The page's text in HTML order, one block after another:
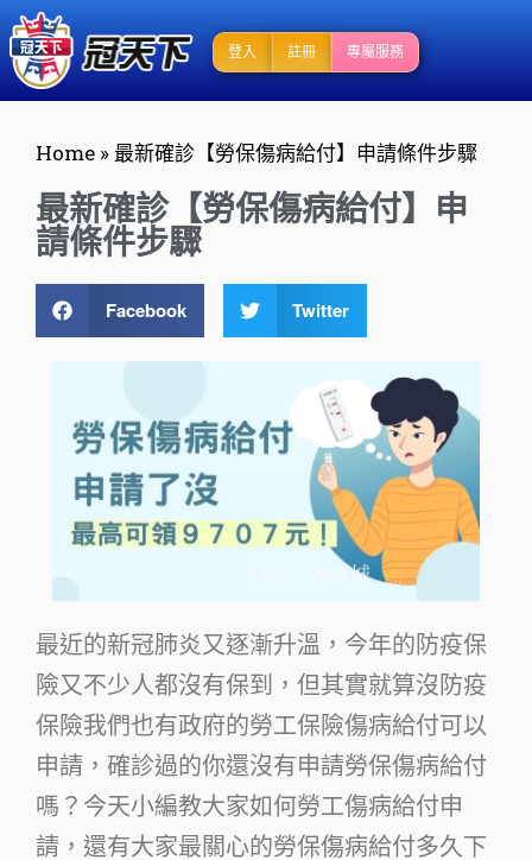
登入 註冊 專屬服務
Home » 最新確診【勞保傷病給付】申請條件步驟
最新確診【勞保傷病給付】申
請條件步驟
Facebook Twitter
最近的新冠肺炎又逐漸升溫，今年的防疫保
險又不少人都沒有保到，但其實就算沒防疫
保險我們也有政府的勞工保險傷病給付可以
申請，確診過的你還沒有申請勞保傷病給付
嗎？今天小編教大家如何勞工傷病給付申
請，還有大家最關心的勞保傷病給付多久下